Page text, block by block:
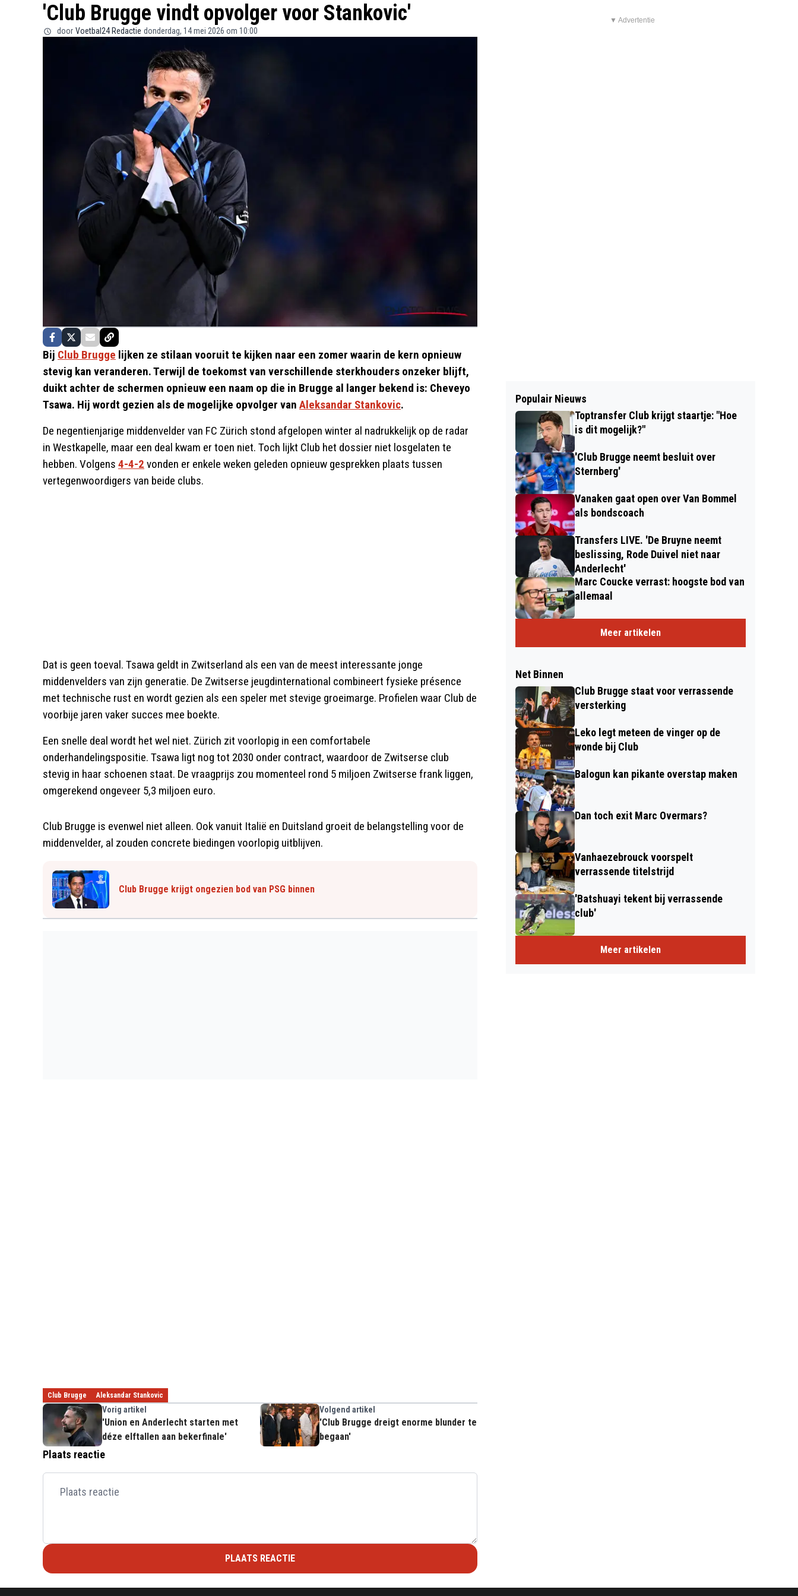
'Club Brugge vindt opvolger voor Stankovic'
door Voetbal24 Redactie donderdag, 14 mei 2026 om 10:00
Bij Club Brugge lijken ze stilaan vooruit te kijken naar een zomer waarin de kern opnieuw
stevig kan veranderen. Terwijl de toekomst van verschillende sterkhouders onzeker blijft,
duikt achter de schermen opnieuw een naam op die in Brugge al langer bekend is: Cheveyo
Tsawa. Hij wordt gezien als de mogelijke opvolger van Aleksandar Stankovic.
De negentienjarige middenvelder van FC Zürich stond afgelopen winter al nadrukkelijk op de radar
in Westkapelle, maar een deal kwam er toen niet. Toch lijkt Club het dossier niet losgelaten te
hebben. Volgens 4-4-2 vonden er enkele weken geleden opnieuw gesprekken plaats tussen
vertegenwoordigers van beide clubs.
Dat is geen toeval. Tsawa geldt in Zwitserland als een van de meest interessante jonge
middenvelders van zijn generatie. De Zwitserse jeugdinternational combineert fysieke présence
met technische rust en wordt gezien als een speler met stevige groeimarge. Profielen waar Club de
voorbije jaren vaker succes mee boekte.
Een snelle deal wordt het wel niet. Zürich zit voorlopig in een comfortabele
onderhandelingspositie. Tsawa ligt nog tot 2030 onder contract, waardoor de Zwitserse club
stevig in haar schoenen staat. De vraagprijs zou momenteel rond 5 miljoen Zwitserse frank liggen,
omgerekend ongeveer 5,3 miljoen euro.
Club Brugge is evenwel niet alleen. Ook vanuit Italië en Duitsland groeit de belangstelling voor de
middenvelder, al zouden concrete biedingen voorlopig uitblijven.
Club Brugge krijgt ongezien bod van PSG binnen
Club Brugge Aleksandar Stankovic
Vorig artikel
'Union en Anderlecht starten met
déze elftallen aan bekerfinale'
Volgend artikel
'Club Brugge dreigt enorme blunder te
begaan'
Plaats reactie
PLAATS REACTIE
▼ Advertentie
Populair Nieuws
Toptransfer Club krijgt staartje: "Hoe
is dit mogelijk?"
'Club Brugge neemt besluit over
Sternberg'
Vanaken gaat open over Van Bommel
als bondscoach
Transfers LIVE. 'De Bruyne neemt
beslissing, Rode Duivel niet naar
Anderlecht'
Marc Coucke verrast: hoogste bod van
allemaal
Meer artikelen
Net Binnen
Club Brugge staat voor verrassende
versterking
Leko legt meteen de vinger op de
wonde bij Club
Balogun kan pikante overstap maken
Dan toch exit Marc Overmars?
Vanhaezebrouck voorspelt
verrassende titelstrijd
'Batshuayi tekent bij verrassende
club'
Meer artikelen